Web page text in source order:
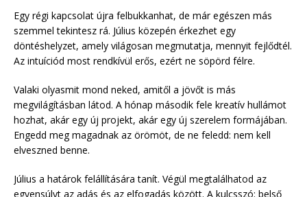
Egy régi kapcsolat újra felbukkanhat, de már egészen más
szemmel tekintesz rá. Július közepén érkezhet egy
döntéshelyzet, amely világosan megmutatja, mennyit fejlődtél.
Az intuíciód most rendkívül erős, ezért ne söpörd félre.
Valaki olyasmit mond neked, amitől a jövőt is más
megvilágításban látod. A hónap második fele kreatív hullámot
hozhat, akár egy új projekt, akár egy új szerelem formájában.
Engedd meg magadnak az örömöt, de ne feledd: nem kell
elveszned benne.
Július a határok felállítására tanít. Végül megtalálhatod az
egyensúlyt az adás és az elfogadás között. A kulcsszó: belső